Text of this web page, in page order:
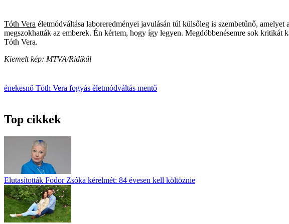
Tóth Vera életmódváltása laboreredményei javulásán túl külsőleg is szembetűnő,
megszokhatták az emberek. Én kértem, hogy így legyen. Megdöbbenésemre sok
Tóth Vera.
Kiemelt kép: MTVA/Ridikül
énekesnő Tóth Vera fogyás életmódváltás mentő
Top cikkek
Elutasították Fodor Zsóka kérelmét: 84 évesen kell költöznie